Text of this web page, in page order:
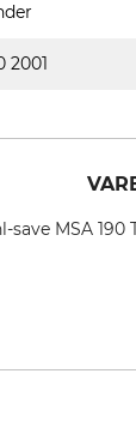
2001
MSA 190